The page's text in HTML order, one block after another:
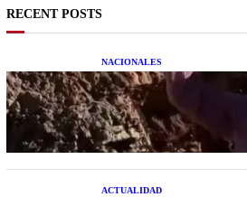
RECENT POSTS
NACIONALES
Una mujer asegura
extraterrestre cuerpo a
ACTUALIDAD